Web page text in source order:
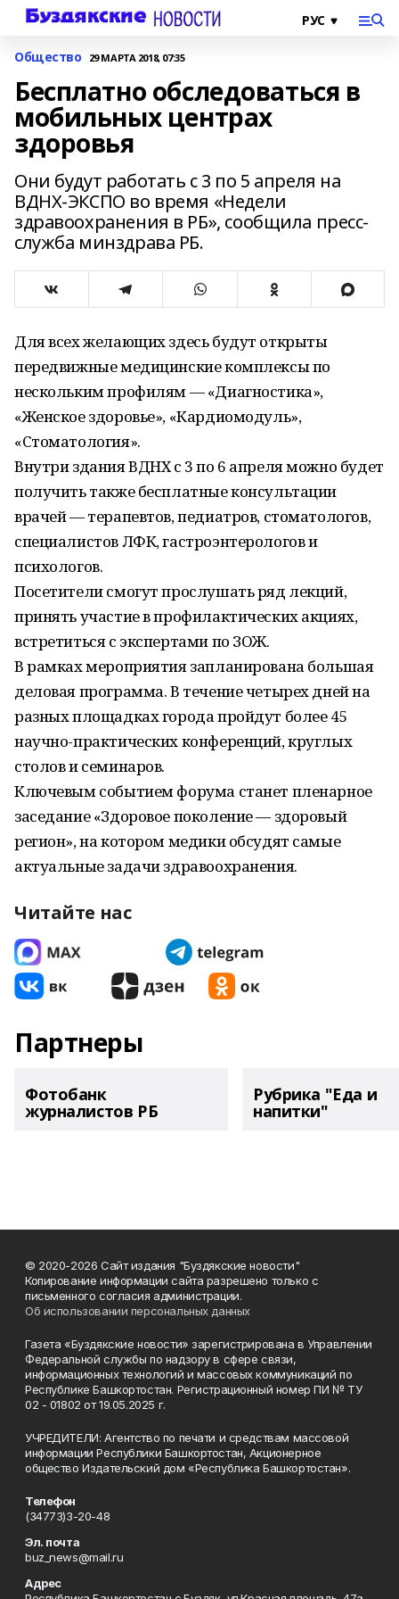
Общество 29 МАРТА 2018, 07:35
Бесплатно обследоваться в
мобильных центрах
здоровья
Они будут работать с 3 по 5 апреля на
ВДНХ-ЭКСПО во время «Недели
здравоохранения в РБ», сообщила пресс-
служба минздрава РБ.
Для всех желающих здесь будут открыты
передвижные медицинские комплексы по
нескольким профилям — «Диагностика»,
«Женское здоровье», «Кардиомодуль»,
«Стоматология».
Внутри здания ВДНХ с 3 по 6 апреля можно будет
получить также бесплатные консультации
врачей — терапевтов, педиатров, стоматологов,
специалистов ЛФК, гастроэнтерологов и
психологов.
Посетители смогут прослушать ряд лекций,
принять участие в профилактических акциях,
встретиться с экспертами по ЗОЖ.
В рамках мероприятия запланирована большая
деловая программа. В течение четырех дней на
разных площадках города пройдут более 45
научно-практических конференций, круглых
столов и семинаров.
Ключевым событием форума станет пленарное
заседание «Здоровое поколение — здоровый
регион», на котором медики обсудят самые
актуальные задачи здравоохранения.
Читайте нас
Партнеры
Фотобанк
журналистов РБ
Рубрика "Еда и
напитки"
© 2020-2026 Сайт издания "Буздякские новости"
Копирование информации сайта разрешено только с
письменного согласия администрации.
Об использовании персональных данных
Газета «Буздякские новости» зарегистрирована в Управлении
Федеральной службы по надзору в сфере связи,
информационных технологий и массовых коммуникаций по
Республике Башкортостан. Регистрационный номер ПИ № ТУ
02 - 01802 от 19.05.2025 г.
УЧРЕДИТЕЛИ: Агентство по печати и средствам массовой
информации Республики Башкортостан, Акционерное
общество Издательский дом «Республика Башкортостан».
Телефон
(34773)3-20-48
Эл. почта
buz_news@mail.ru
Адрес